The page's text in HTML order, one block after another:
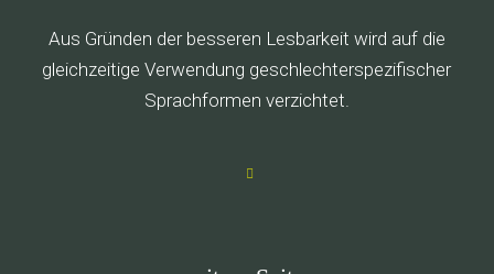
Aus Gründen der besseren Lesbarkeit wird auf die
gleichzeitige Verwendung geschlechterspezifischer
Sprachformen verzichtet.